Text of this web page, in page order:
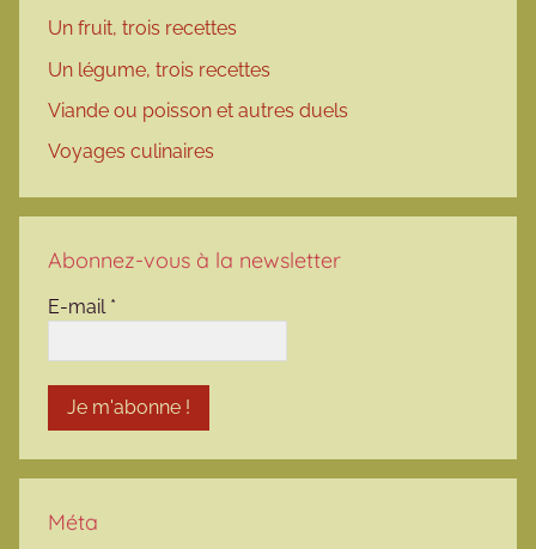
Un fruit, trois recettes
Un légume, trois recettes
Viande ou poisson et autres duels
Voyages culinaires
Abonnez-vous à la newsletter
E-mail *
Méta